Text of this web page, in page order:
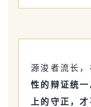
源浚者流长，
性的辩证统
上的守正，